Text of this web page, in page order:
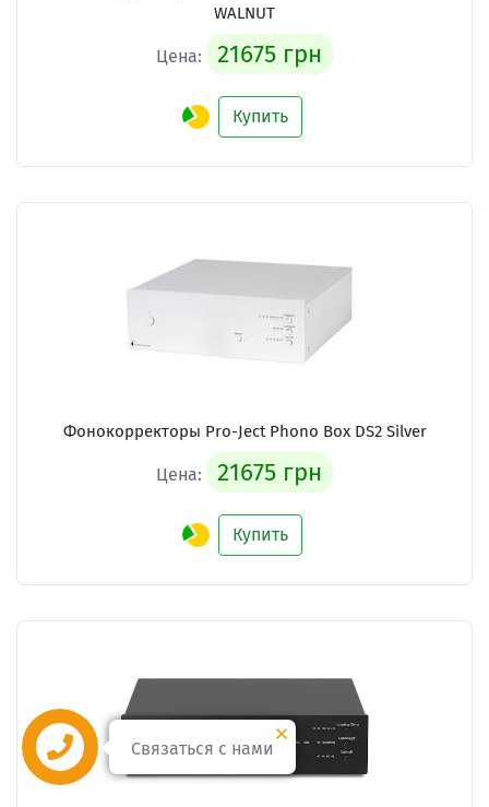
WALNUT
Цена: 21675 грн
Купить
Фонокорректоры Pro-Ject Phono Box DS2 Silver
Цена: 21675 грн
Купить
Связаться с нами